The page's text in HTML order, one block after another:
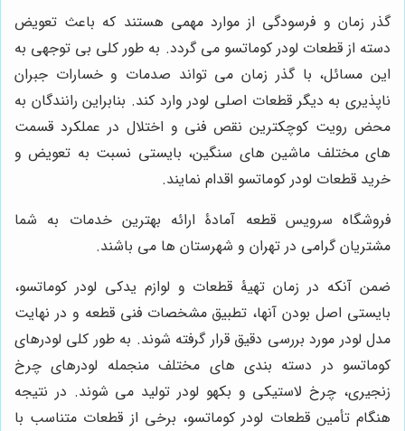
گذر زمان و فرسودگی از موارد مهمی هستند که باعث تعویض
دسته از قطعات لودر کوماتسو می گردد. به طور کلی بی توجهی به
این مسائل، با گذر زمان می تواند صدمات و خسارات جبران
ناپذیری به دیگر قطعات اصلی لودر وارد کند. بنابراین رانندگان به
محض رویت کوچکترین نقص فنی و اختلال در عملکرد قسمت
های مختلف ماشین های سنگین، بایستی نسبت به تعویض و
خرید قطعات لودر کوماتسو اقدام نمایند.
فروشگاه سرویس قطعه آمادۀ ارائه بهترین خدمات به شما
مشتریان گرامی در تهران و شهرستان ها می باشند.
ضمن آنکه در زمان تهیۀ قطعات و لوازم یدکی لودر کوماتسو،
بایستی اصل بودن آنها، تطبیق مشخصات فنی قطعه و در نهایت
مدل لودر مورد بررسی دقیق قرار گرفته شوند. به طور کلی لودرهای
کوماتسو در دسته بندی های مختلف منجمله لودرهای چرخ
زنجیری، چرخ لاستیکی و بکهو لودر تولید می شوند. در نتیجه
هنگام تأمین قطعات لودر کوماتسو، برخی از قطعات متناسب با